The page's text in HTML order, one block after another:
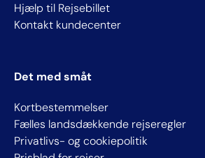
Hjælp til Rejsebillet
Kontakt kundecenter
Det med småt
Kortbestemmelser
Fælles landsdækkende rejseregler
Privatlivs- og cookiepolitik